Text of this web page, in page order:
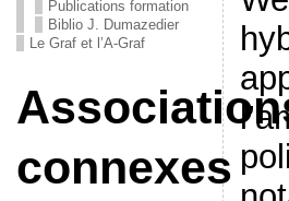
Publications formation
Biblio J. Dumazedier
Le Graf et l’A-Graf
connexes